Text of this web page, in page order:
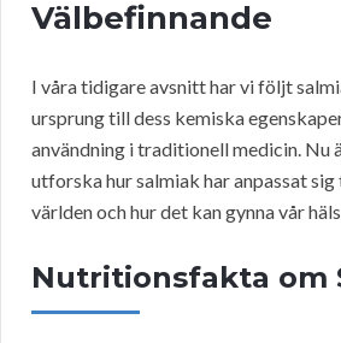
Välbefinnande
I våra tidigare avsnitt har vi följt
ursprung till dess kemiska
användning i traditionell medicin. Nu
utforska hur salmiak har anpassat
världen och hur det kan gynna vår
Nutritionsfakta om